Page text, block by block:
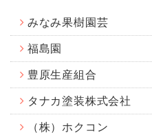
みなみ果樹園芸
福島園
豊原生産組合
タナカ塗装株式会社
（株）ホクコン